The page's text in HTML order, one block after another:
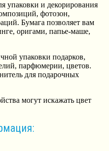
упаковки и декорирования
фотозон,
Бумага позволяет вам
оригами, папье-маше,
упаковки подарков,
парфюмерии, цветов.
для подарочных
могут искажать цвет